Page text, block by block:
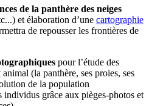
de la panthère des neiges
et élaboration d’une cartographie
de repousser les frontières de
pour l’étude des
(la panthère, ses proies, ses
de la population
individus grâce aux pièges-photos et